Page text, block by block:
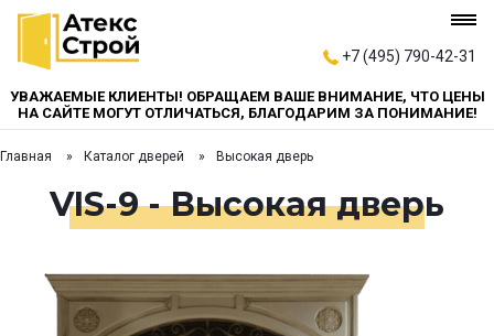
+7 (495) 790-42-31
УВАЖАЕМЫЕ КЛИЕНТЫ! ОБРАЩАЕМ ВАШЕ ВНИМАНИЕ, ЧТО ЦЕНЫ
НА САЙТЕ МОГУТ ОТЛИЧАТЬСЯ, БЛАГОДАРИМ ЗА ПОНИМАНИЕ!
Главная Каталог дверей Высокая дверь
VIS-9 - Высокая дверь